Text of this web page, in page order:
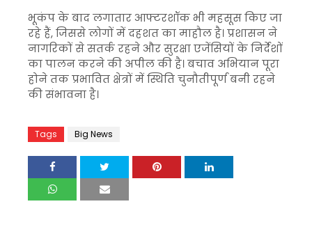
भूकंप के बाद लगातार आफ्टरशॉक भी महसूस किए जा
रहे हैं, जिससे लोगों में दहशत का माहौल है। प्रशासन ने
नागरिकों से सतर्क रहने और सुरक्षा एजेंसियों के निर्देशों
का पालन करने की अपील की है। बचाव अभियान पूरा
होने तक प्रभावित क्षेत्रों में स्थिति चुनौतीपूर्ण बनी रहने
की संभावना है।
Tags Big News